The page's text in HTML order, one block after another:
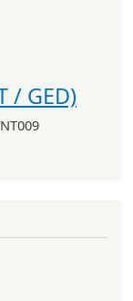
/ GED)